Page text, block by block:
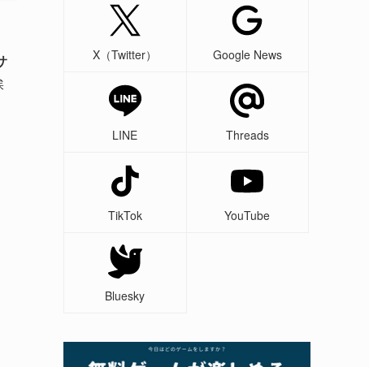
X（Twitter） Google News
LINE Threads
TikTok YouTube
Bluesky